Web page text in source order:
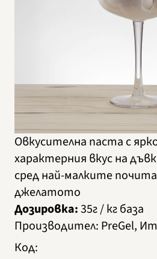
Овкусителна паста с
характерния вкус на
сред най-малките
джелатото
Дозировка:35г / кг база
Производител: PreGel,
Код: